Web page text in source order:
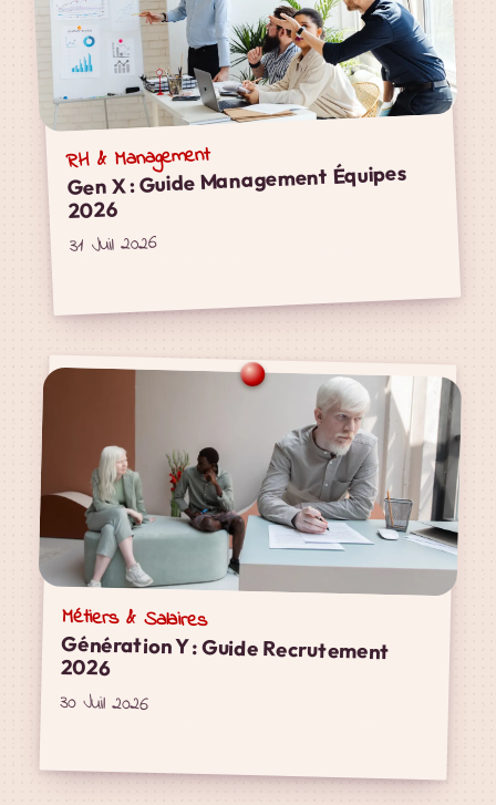
RH & Management
Gen X : Guide Management Équipes
2026
31 Juil 2026
Métiers & Salaires
Génération Y : Guide Recrutement
2026
30 Juil 2026